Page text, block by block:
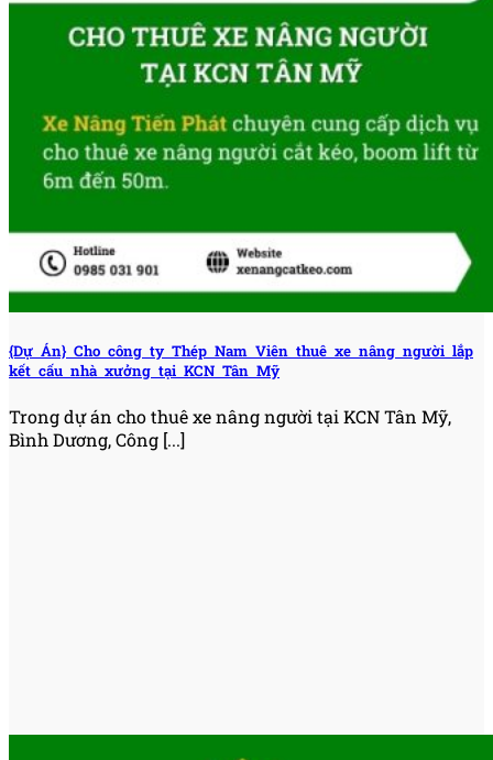
{Dự Án} Cho công ty Thép Nam Viên thuê xe nâng người lắp
kết cấu nhà xưởng tại KCN Tân Mỹ
Trong dự án cho thuê xe nâng người tại KCN Tân Mỹ,
Bình Dương, Công [...]